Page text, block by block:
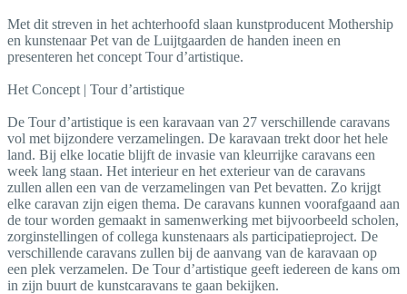
Met dit streven in het achterhoofd slaan kunstproducent Mothership
en kunstenaar Pet van de Luijtgaarden de handen ineen en
presenteren het concept Tour d’artistique.
Het Concept | Tour d’artistique
De Tour d’artistique is een karavaan van 27 verschillende caravans
vol met bijzondere verzamelingen. De karavaan trekt door het hele
land. Bij elke locatie blijft de invasie van kleurrijke caravans een
week lang staan. Het interieur en het exterieur van de caravans
zullen allen een van de verzamelingen van Pet bevatten. Zo krijgt
elke caravan zijn eigen thema. De caravans kunnen voorafgaand aan
de tour worden gemaakt in samenwerking met bijvoorbeeld scholen,
zorginstellingen of collega kunstenaars als participatieproject. De
verschillende caravans zullen bij de aanvang van de karavaan op
een plek verzamelen. De Tour d’artistique geeft iedereen de kans om
in zijn buurt de kunstcaravans te gaan bekijken.